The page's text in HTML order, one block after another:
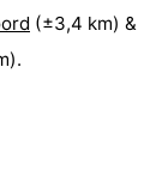
(±3,4 km) &